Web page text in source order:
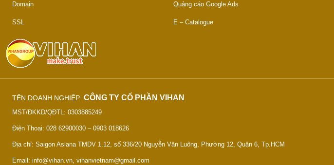
Domain
SSL
Quảng cáo Google Ads
E – Catalogue
TÊN DOANH NGHIỆP: CÔNG TY CỔ PHẦN VIHAN
MST/ĐKKD/QĐTL: 0303885249
Điện Thoại: 028 62900030 – 0903 018626
Địa chỉ: Saigon Asiana TMDV 1.12, số 336/20 Nguyễn Văn Luông, Phường 12, Quận 6, Tp.HCM
Email: info@vihan.vn, vihanvietnam@gmail.com